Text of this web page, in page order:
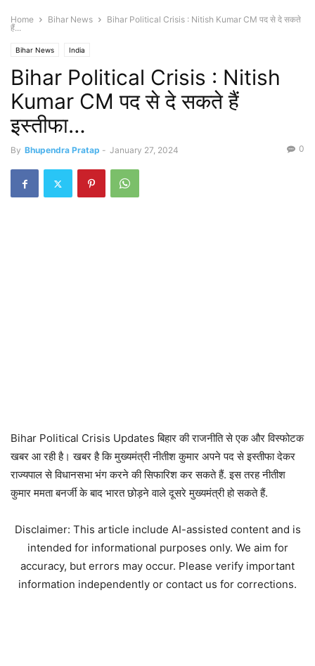
Home Bihar News
Bihar Political Crisis : Nitish Kumar CM पद से दे सकते
हैं...
Bihar News India
Bihar Political Crisis : Nitish
Kumar CM पद से दे सकते हैं
इस्तीफा…
By Bhupendra Pratap - January 27, 2024 0
Bihar Political Crisis Updates बिहार की राजनीति से एक और विस्फोटक
खबर आ रही है। खबर है कि मुख्यमंत्री नीतीश कुमार अपने पद से इस्तीफा देकर
राज्यपाल से विधानसभा भंग करने की सिफारिश कर सकते हैं. इस तरह नीतीश
कुमार ममता बनर्जी के बाद भारत छोड़ने वाले दूसरे मुख्यमंत्री हो सकते हैं.
Disclaimer: This article include AI-assisted content and is
intended for informational purposes only. We aim for
accuracy, but errors may occur. Please verify important
information independently or contact us for corrections.